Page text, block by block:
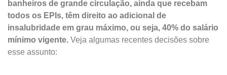
banheiros de grande circulação, ainda que recebam
todos os EPIs, têm direito ao adicional de
insalubridade em grau máximo, ou seja, 40% do salário
mínimo vigente. Veja algumas recentes decisões sobre
esse assunto: